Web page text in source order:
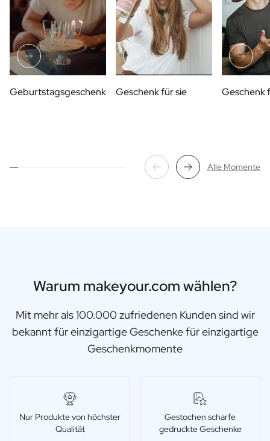
Geburtstagsgeschenk Geschenk für sie Geschenk
Alle Momente
Warum makeyour.com wählen?
Mit mehr als 100.000 zufriedenen Kunden sind wir
bekannt für einzigartige Geschenke für einzigartige
Geschenkmomente
Nur Produkte von höchster
Qualität
Gestochen scharfe
gedruckte Geschenke